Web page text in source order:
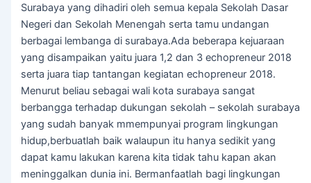
Surabaya yang dihadiri oleh semua kepala Sekolah Dasar
Negeri dan Sekolah Menengah serta tamu undangan
berbagai lembanga di surabaya.Ada beberapa kejuaraan
yang disampaikan yaitu juara 1,2 dan 3 echopreneur 2018
serta juara tiap tantangan kegiatan echopreneur 2018.
Menurut beliau sebagai wali kota surabaya sangat
berbangga terhadap dukungan sekolah – sekolah surabaya
yang sudah banyak mmempunyai program lingkungan
hidup,berbuatlah baik walaupun itu hanya sedikit yang
dapat kamu lakukan karena kita tidak tahu kapan akan
meninggalkan dunia ini. Bermanfaatlah bagi lingkungan